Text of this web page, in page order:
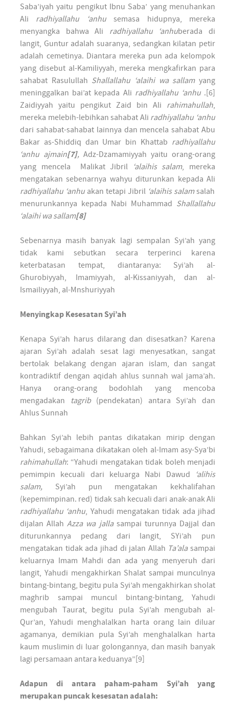
Saba’iyah yaitu pengikut Ibnu Saba’ yang menuhankan
Ali radhiyallahu ‘anhusemasa hidupnya, mereka
menyangka bahwa Ali radhiyallahu ‘anhuberada di
langit, Guntur adalah suaranya, sedangkan kilatan petir
adalah cemetinya. Diantara mereka pun ada kelompok
yang disebut al-Kamiliyyah, mereka mengkafirkan para
sahabat Rasulullah Shallallahu ‘alaihi wa sallamyang
meninggalkan bai’at kepada Ali radhiyallahu ‘anhu.[6]
Zaidiyyah yaitu pengikut Zaid bin Ali rahimahullah,
mereka melebih-lebihkan sahabat Ali radhiyallahu ‘anhu
dari sahabat-sahabat lainnya dan mencela sahabat Abu
Bakar as-Shiddiq dan Umar bin Khattab radhiyallahu
‘anhu ajmain[7], Adz-Dzamamiyyah yaitu orang-orang
yang mencela Malikat Jibril
‘alaihis salam, mereka
mengatakan sebenarnya wahyu diturunkan kepada Ali
radhiyallahu ‘anhuakan tetapi Jibril ‘alaihis salamsalah
menurunkannya kepada Nabi Muhammad Shallallahu
‘alaihi wa sallam[8]
Sebenarnya masih banyak lagi sempalan Syi’ah yang
tidak kami sebutkan secara terperinci karena
keterbatasan tempat, diantaranya: Syi’ah al-
Ghurobiyyah, Imamiyyah, al-Kissaniyyah, dan al-
Ismailiyyah, al-Mnshuriyyah
Menyingkap Kesesatan Syi’ah
Kenapa Syi’ah harus dilarang dan disesatkan? Karena
ajaran Syi’ah adalah sesat lagi menyesatkan, sangat
bertolak belakang dengan ajaran islam, dan sangat
kontradiktif dengan aqidah ahlus sunnah wal jama’ah.
Hanya orang-orang bodohlah yang mencoba
mengadakan
tagrib(pendekatan) antara Syi’ah dan
Ahlus Sunnah
Bahkan Syi’ah lebih pantas dikatakan mirip dengan
Yahudi, sebagaimana dikatakan oleh al-Imam asy-Sya’bi
rahimahullah: “Yahudi mengatakan tidak boleh menjadi
pemimpin kecuali dari keluarga Nabi Dawud
‘alihis
salam, Syi’ah pun mengatakan kekhalifahan
(kepemimpinan. red) tidak sah kecuali dari anak-anak Ali
radhiyallahu ‘anhu, Yahudi mengatakan tidak ada jihad
dijalan AllahAzza wa jallasampai turunnya Dajjal dan
diturunkannya pedang dari langit, SYi’ah pun
mengatakan tidak ada jihad di jalan Allah Ta’alasampai
keluarnya Imam Mahdi dan ada yang menyeruh dari
langit, Yahudi mengakhirkan Shalat sampai munculnya
bintang-bintang, begitu pula Syi’ah mengakhirkan sholat
maghrib sampai muncul bintang-bintang, Yahudi
mengubah Taurat, begitu pula Syi’ah mengubah al-
Qur’an, Yahudi menghalalkan harta orang lain diluar
agamanya, demikian pula Syi’ah menghalalkan harta
kaum muslimin di luar golongannya, dan masih banyak
lagi persamaan antara keduanya”[9]
Adapun di antara paham-paham Syi’ah yang
merupakan puncak kesesatan adalah: